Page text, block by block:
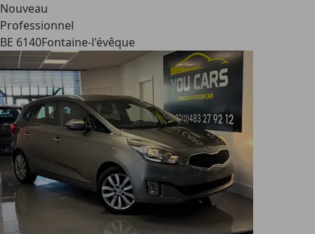
Nouveau
Professionnel
BE 6140Fontaine-l'évêque